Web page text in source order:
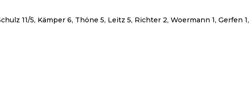
11/5, Kämper 6, Thöne 5, Leitz 5, Richter 2, Woermann 1, Gerfen 1,